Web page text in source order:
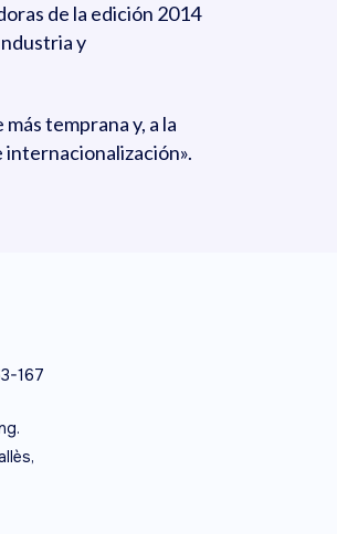
de la edición 2014
y
temprana y, a la
internacionalización».
167